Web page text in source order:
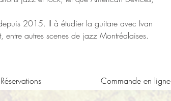
2015. Il à étudier la guitare avec Ivan
entre autres scenes de jazz Montréalaises.
Réservations Commande en ligne